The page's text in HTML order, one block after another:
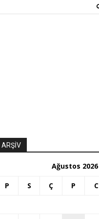
ARŞİV
Ağustos 2026
P S Ç P C